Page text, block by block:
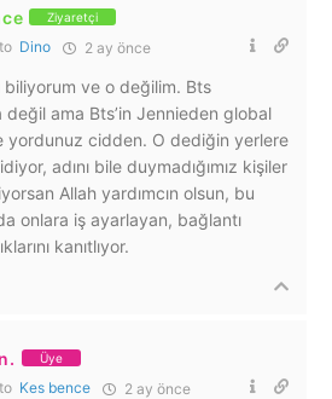
Ziyaretçi
Dino 2 ay önce
biliyorum ve o değilim. Bts
ama Bts’in Jennieden global
yordunuz cidden. O dediğin yerlere
adını bile duymadığımız kişiler
Allah yardımcın olsun, bu
onlara iş ayarlayan, bağlantı
kanıtlıyor.
Üye
Kes bence 2 ay önce